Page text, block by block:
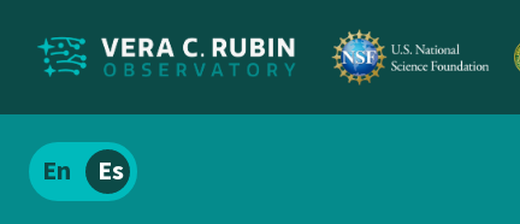
Localizar
el
Español